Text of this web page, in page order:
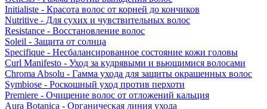
Initialiste - Красота волос от корней до кончиков
Nutritive - Для сухих и чувствительных волос
Resistance - Восстановление волос
Soleil - Защита от солнца
Specifique - Несбалансированное состояние кожи головы
Curl Manifesto - Уход за кудрявыми и вьющимися волосами
Chroma Absolu - Гамма ухода для защиты окрашенных волос
Symbiose - Роскошный уход против перхоти
Premiere - Очищение волос от отложений кальция
Aura Botanica - Органическая линия ухода